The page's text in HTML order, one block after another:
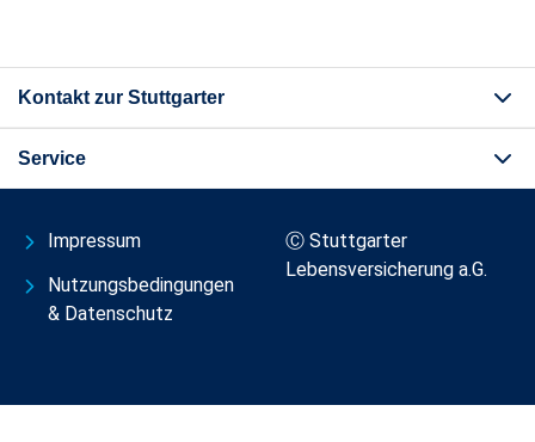
Kontakt zur Stuttgarter
Service
Impressum
Nutzungsbedingungen
& Datenschutz
Ⓒ Stuttgarter
Lebensversicherung a.G.